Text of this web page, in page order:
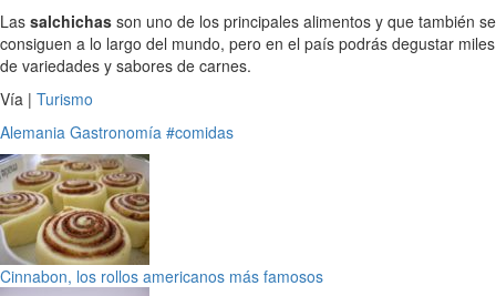
Las salchichas son uno de los principales alimentos y que también se
consiguen a lo largo del mundo, pero en el país podrás degustar miles
de variedades y sabores de carnes.
Vía | Turismo
Alemania Gastronomía #comidas
Cinnabon, los rollos americanos más famosos